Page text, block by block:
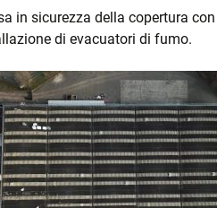
INCENTIVI
LUCERNARI
in sicurezza della copertura
di evacuatori di fumo.